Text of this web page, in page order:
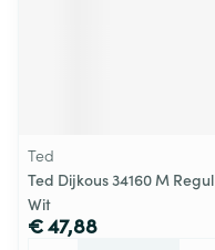
Ted
Ted Dijkous 34160 M Regul
Wit
€ 47,88